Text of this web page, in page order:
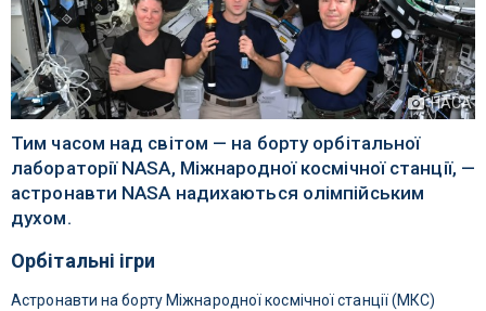
НАСА
Тим часом над світом — на борту орбітальної
лабораторії NASA, Міжнародної космічної станції, —
астронавти NASA надихаються олімпійським
духом.
Орбітальні ігри
Астронавти на борту Міжнародної космічної станції (МКС)